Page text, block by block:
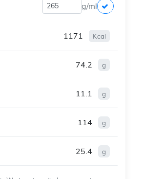
g/ml
1171 Kcal
74.2 g
11.1 g
114 g
25.4 g